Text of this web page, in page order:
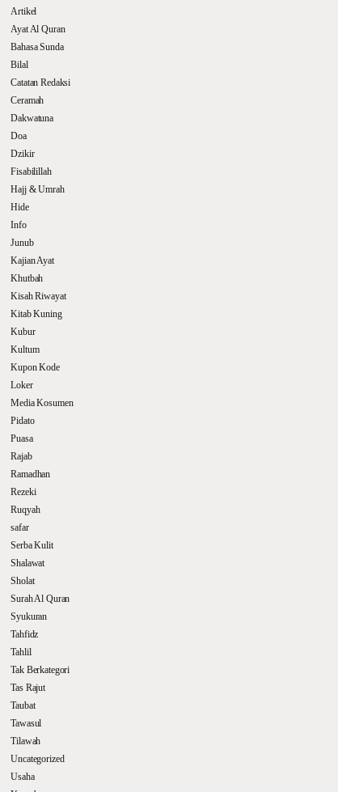
Artikel
Ayat Al Quran
Bahasa Sunda
Bilal
Catatan Redaksi
Ceramah
Dakwatuna
Doa
Dzikir
Fisabilillah
Hajj & Umrah
Hide
Info
Junub
Kajian Ayat
Khutbah
Kisah Riwayat
Kitab Kuning
Kubur
Kultum
Kupon Kode
Loker
Media Kosumen
Pidato
Puasa
Rajab
Ramadhan
Rezeki
Ruqyah
safar
Serba Kulit
Shalawat
Sholat
Surah Al Quran
Syukuran
Tahfidz
Tahlil
Tak Berkategori
Tas Rajut
Taubat
Tawasul
Tilawah
Uncategorized
Usaha